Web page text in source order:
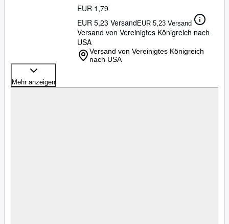
EUR 1,79
EUR 5,23 VersandEUR 5,23 Versand
Versand von Vereinigtes Königreich nach
USA
Versand von Vereinigtes Königreich
nach USA
Mehr anzeigen